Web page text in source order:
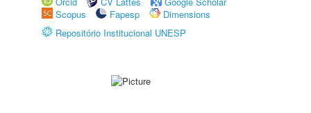
Scopus
Fapesp
Dimensions
Repositório Institucional UNESP